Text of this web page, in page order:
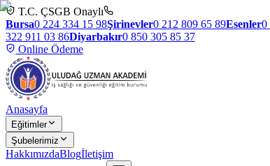
T.C. ÇSGB Onaylı
Bursa0 224 334 15 98Şirinevler0 212 809 65 89Esenler0
322 911 03 86Diyarbakır0 850 305 85 37
Online Ödeme
Anasayfa
Eğitimler
Şubelerimiz
HakkımızdaBlogİletişim